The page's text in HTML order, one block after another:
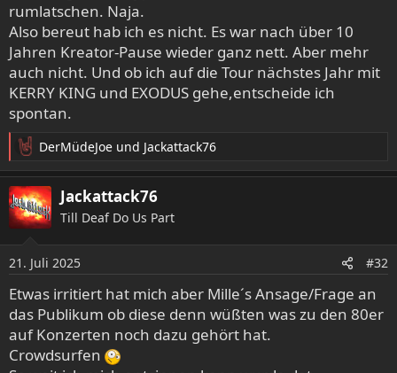
rumlatschen. Naja.
Also bereut hab ich es nicht. Es war nach über 10
Jahren Kreator-Pause wieder ganz nett. Aber mehr
auch nicht. Und ob ich auf die Tour nächstes Jahr mit
KERRY KING und EXODUS gehe,entscheide ich
spontan.
R
e
a
k
t
n
e
n
:
DerMüdeJoe und Jackattack76
Jackattack76
Till Deaf Do Us Part
21. Juli 2025 #32
Etwas irritiert hat mich aber Mille´s Ansage/Frage an
das Publikum ob diese denn wüßten was zu den 80er
auf Konzerten noch dazu gehört hat.
Crowdsurfen